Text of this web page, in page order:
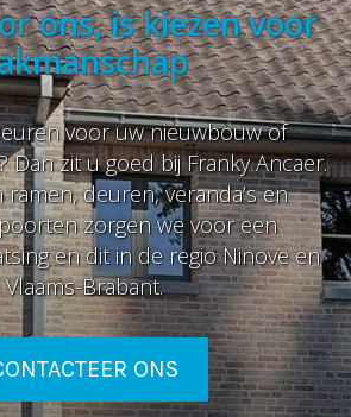
ons, is kiezen voor
voor uw nieuwbouw of
Dan zit u goed bij Franky Ancaer.
deuren, veranda’s en
zorgen we voor een
en dit in de regio Ninove en
Vlaams-Brabant.
ONS